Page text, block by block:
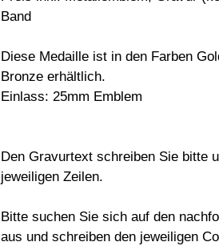
Band
Diese Medaille ist in den Farben
Bronze erhältlich.
Einlass: 25mm Emblem
Den Gravurtext schreiben Sie bitte
jeweiligen Zeilen.
Bitte suchen Sie sich auf den
aus und schreiben den jeweiligen